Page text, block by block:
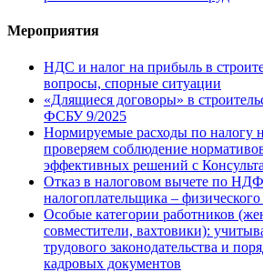
Мероприятия
НДС и налог на прибыль в
вопросы, спорные ситуации
«Длящиеся договоры» в
ФСБУ 9/2025
Нормируемые расходы по налогу
проверяем соблюдение
эффективных решений с
Отказ в налоговом вычете по
налогоплательщика –
Особые категории работников
совместители, вахтовики):
трудового законодательства и
кадровых документов